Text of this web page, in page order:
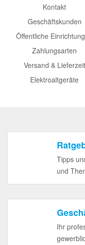
Kontakt
Geschäftskunden
Öffentliche
Zahlungsarten
Versand & Lieferzeit
Elektroaltgeräte
Tipps
und
Ihr